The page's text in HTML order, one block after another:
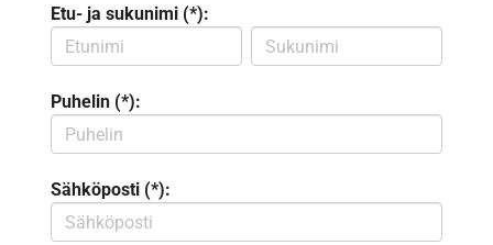
Etu- ja sukunimi (*):
Puhelin (*):
Sähköposti (*):